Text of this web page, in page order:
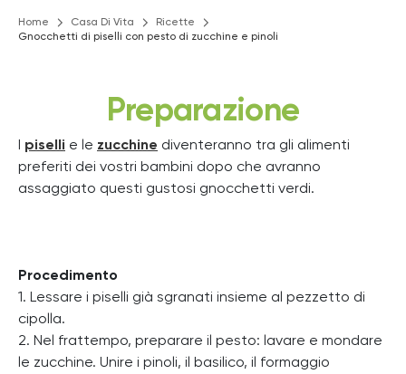
Home Casa Di Vita
Ricette
Gnocchetti di piselli con pesto di zucchine e pinoli
Preparazione
piselli e le zucchine diventeranno tra gli alimenti
preferiti dei vostri bambini dopo che avranno
assaggiato questi gustosi gnocchetti verdi.
Procedimento
1. Lessare i piselli già sgranati insieme al pezzetto di
cipolla.
2. Nel frattempo, preparare il pesto: lavare e mondare
le zucchine. Unire i pinoli, il basilico, il formaggio